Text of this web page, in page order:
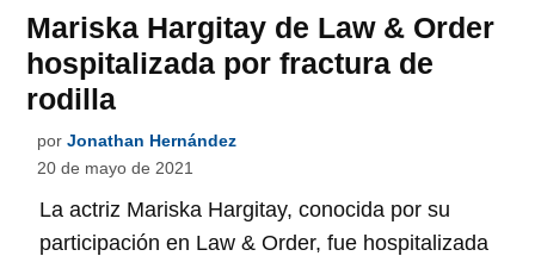
Mariska Hargitay de Law & Order
hospitalizada por fractura de
rodilla
por Jonathan Hernández
20 de mayo de 2021
La actriz Mariska Hargitay, conocida por su
participación en Law & Order, fue hospitalizada